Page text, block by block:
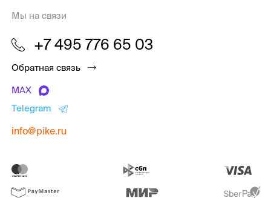
Мы на связи
+7 495 776 65 03
Обратная связь
MAX
Telegram
info@pike.ru